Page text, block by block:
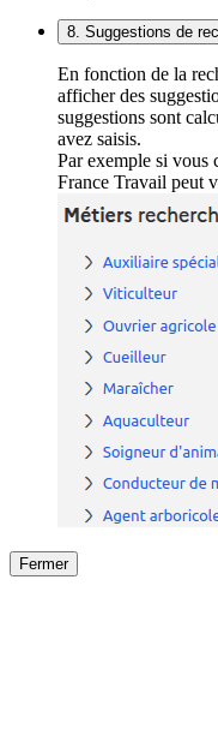
8. Suggestions de
En fonction de la
afficher des
suggestions sont
avez saisis.
Par exemple si vous
France Travail peut
Fermer